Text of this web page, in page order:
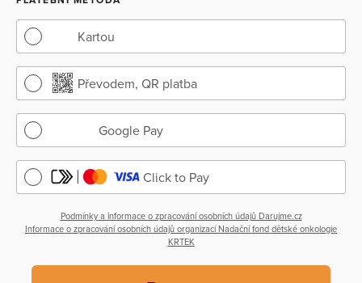
Kartou
Převodem, QR platba
Google Pay
Click to Pay
Podmínky a informace o zpracování osobních údajů Darujme.cz
Informace o zpracování osobních údajů organizací Nadační fond dětské onkologie
KRTEK